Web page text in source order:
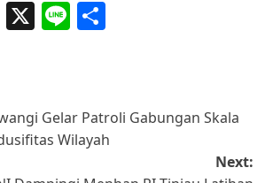
Pinterest
X Line
Gelar Patroli Gabungan Skala
Wilayah
Next: